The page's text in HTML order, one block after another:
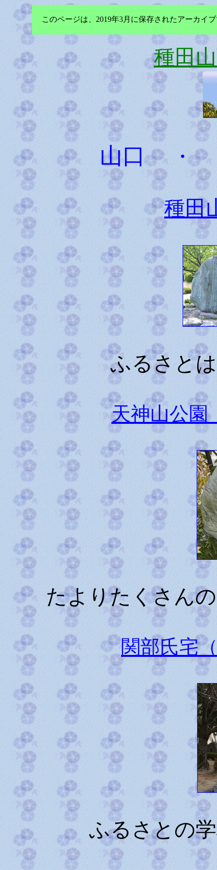
このページは、2019年3月に保存されたアーカイ
種田
山口
種田
ふるさと
天神山公園
たよりたくさん
関部氏宅
ふるさとの